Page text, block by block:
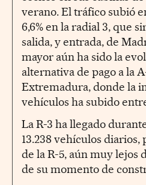
verano. El tráfico subió
6,6% en la radial 3, que
salida, y entrada, de
mayor aún ha sido la
alternativa de pago a la
Extremadura, donde la
vehículos ha subido
La R-3 ha llegado
13.238 vehículos diarios,
de la R-5, aún muy lejos
de su momento de